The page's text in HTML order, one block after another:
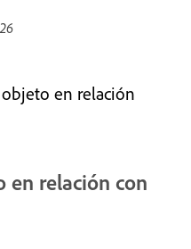
en relación
en relación con